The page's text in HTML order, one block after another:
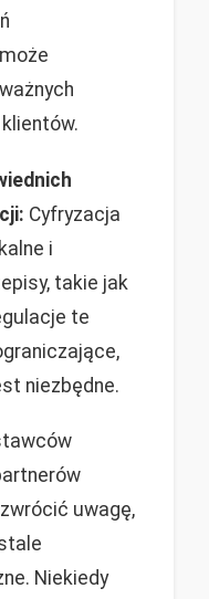
Cyfryzacja
i
takie jak
te
niezbędne.
uwagę,
Niekiedy